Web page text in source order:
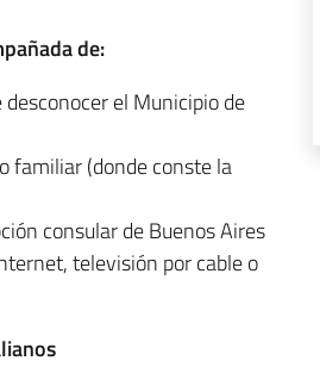
de:
el Municipio de
familiar (donde conste la
consular de Buenos Aires
televisión por cable o